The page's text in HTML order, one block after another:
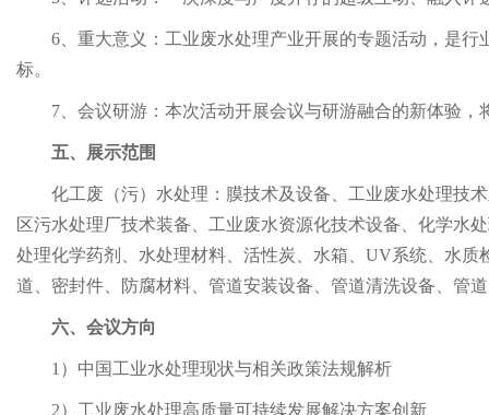
6 、重大意义：工业废水处理产业开展的专题活动，是
标。
7 、会议研游：本次活动开展会议与研游融合的新体验
五、展示范围
化工废（污）水处理：膜技术及设备、工业废水处理技
区污水处理厂技术装备、工业废水资源化技术设备、化学水
处理化学药剂、水处理材料、活性炭、水箱、UV系统、水
道、密封件、防腐材料、管道安装设备、管道清洗设备、管
六、会议方向
1） 中国工业水处理现状与相关政策法规解析
2） 工业废水处理高质量可持续发展解决方案创新